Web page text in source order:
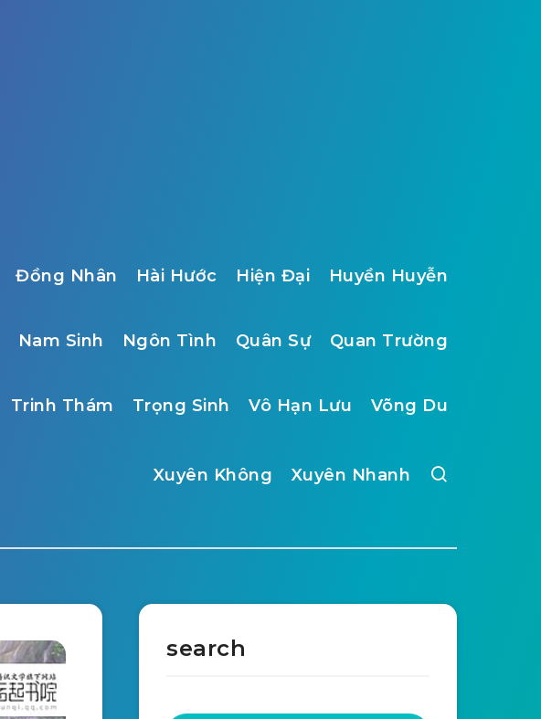
Đồng Nhân Hài Hước Hiện Đại Huyền Huyễn
Nam Sinh Ngôn Tình Quân Sự Quan Trường
Trinh Thám Trọng Sinh Vô Hạn Lưu Võng Du
Xuyên Không Xuyên Nhanh
search